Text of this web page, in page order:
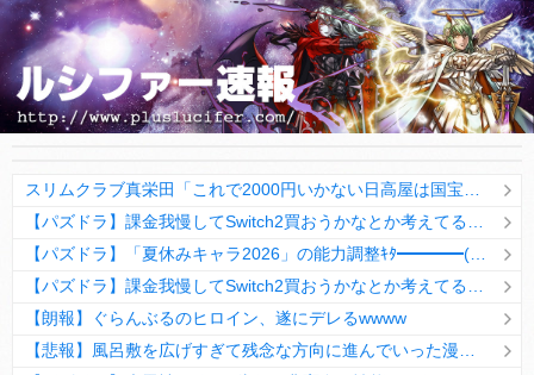
【朗報】ぐらんぶるのヒロイン、遂にデレるwwww